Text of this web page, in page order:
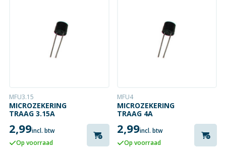
MFU3.15
MICROZEKERING
TRAAG 3.15A
2,99incl. btw
Op voorraad
MFU4
MICROZEKERING
TRAAG 4A
2,99incl. btw
Op voorraad